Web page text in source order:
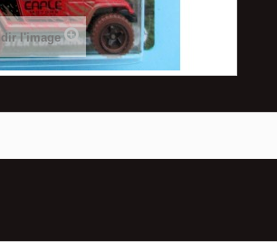
l'image